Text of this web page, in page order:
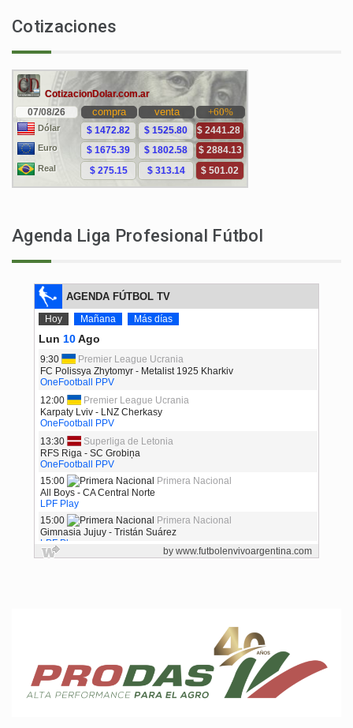
Cotizaciones
Agenda Liga Profesional Fútbol